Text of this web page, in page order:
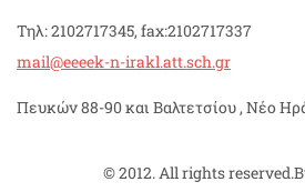
Τηλ: 2102717345, fax:2102717337
mail@eeeek-n-irakl.att.sch.gr
Πευκών 88-90 και Βαλτετσίου , Νέο
© 2012. All rights